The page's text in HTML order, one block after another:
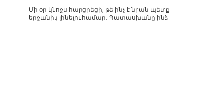
Մի օր կնոջս հարցրեցի, թե ինչ է նրան պետք
երջանիկ լինելու համար․ Պատասխանը ինձ